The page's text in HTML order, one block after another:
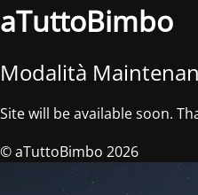
aTuttoBimbo
Modalità
Site will be available soon.
© aTuttoBimbo 2026